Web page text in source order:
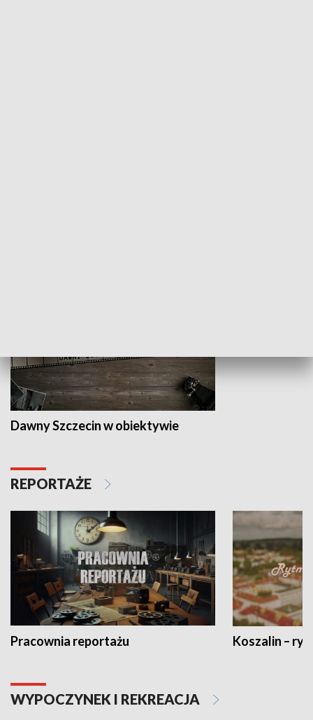
Dawny Szczecin w obiektywie
REPORTAŻE
Pracownia reportażu Koszalin –
WYPOCZYNEK I REKREACJA